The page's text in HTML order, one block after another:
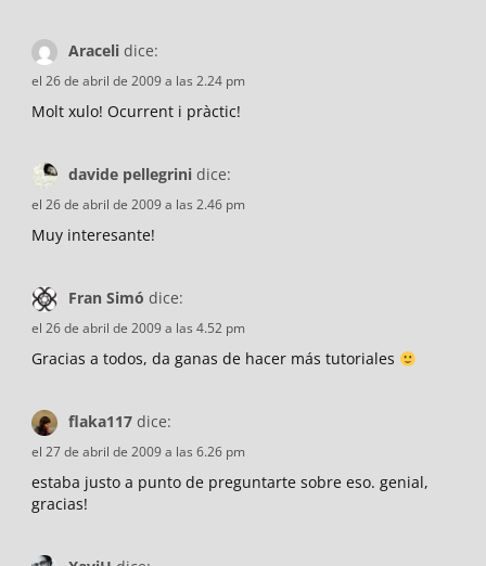
Araceli dice:
el 26 de abril de 2009 a las 2.24 pm
Molt xulo! Ocurrent i pràctic!
davide pellegrini dice:
el 26 de abril de 2009 a las 2.46 pm
Muy interesante!
Fran Simó dice:
el 26 de abril de 2009 a las 4.52 pm
Gracias a todos, da ganas de hacer más tutoriales
flaka117 dice:
el 27 de abril de 2009 a las 6.26 pm
estaba justo a punto de preguntarte sobre eso. genial,
gracias!